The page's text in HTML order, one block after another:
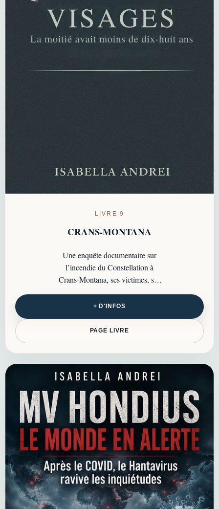
LIVRE 9
CRANS-MONTANA
Une enquête documentaire sur
l’incendie du Constellation à
Crans-Montana, ses victimes, ses
responsabilité qu’il soulève.
+ D'INFOS
PAGE LIVRE